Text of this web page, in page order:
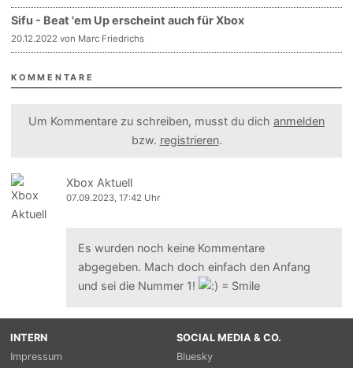
Sifu - Beat 'em Up erscheint auch für Xbox
20.12.2022 von Marc Friedrichs
KOMMENTARE
Um Kommentare zu schreiben, musst du dich anmelden
bzw. registrieren.
Xbox Aktuell
07.09.2023, 17:42 Uhr
Es wurden noch keine Kommentare
abgegeben. Mach doch einfach den Anfang
und sei die Nummer 1!
INTERN
Impressum
SOCIAL MEDIA & CO.
Bluesky